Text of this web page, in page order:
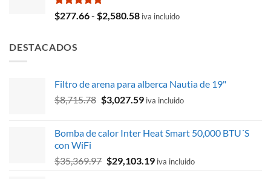
$16,718.85.$12,368.38.
Valorado
con
$277.66- $2,580.58Rango
hasta
$2,580.58
iva incluido
DESTACADOS
Filtro de arena para alberca Nautia de 19"
$8,715.78 El
era:
$3,027.59El
es:
iva incluido
Bomba de calor Inter Heat Smart 50,000 BTU´S
con WiFi
$35,369.97 El
$29,103.19Eliva incluido